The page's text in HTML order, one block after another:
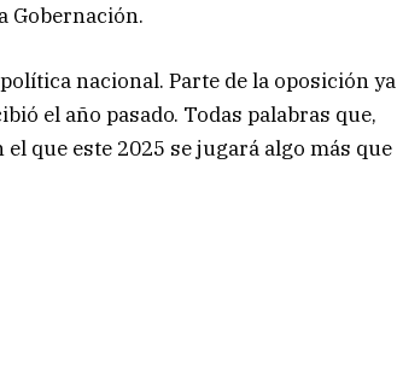
Gobernación.
nacional. Parte de la oposición ya
el año pasado. Todas palabras que,
que este 2025 se jugará algo más que